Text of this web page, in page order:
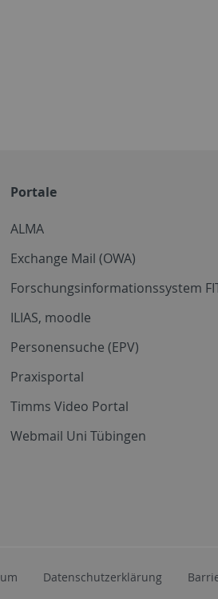
Portale
ALMA
Exchange Mail (OWA)
Forschungsinformationssystem
ILIAS, moodle
Personensuche (EPV)
Praxisportal
Timms Video Portal
Webmail Uni Tübingen
Datenschutzerklärung